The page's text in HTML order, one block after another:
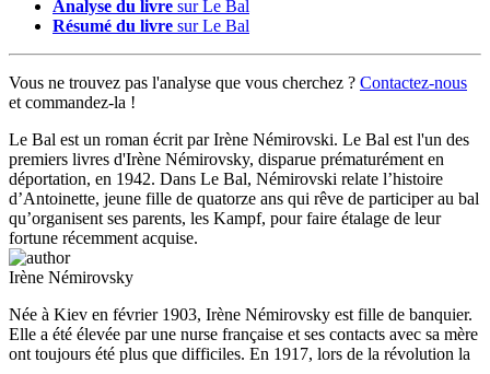
Analyse du livre sur Le Bal
Résumé du livre sur Le Bal
Vous ne trouvez pas l'analyse que vous cherchez ? Contactez-nous
et commandez-la !
Le Bal est un roman écrit par Irène Némirovski. Le Bal est l'un des
premiers livres d'Irène Némirovsky, disparue prématurément en
déportation, en 1942. Dans Le Bal, Némirovski relate l’histoire
d’Antoinette, jeune fille de quatorze ans qui rêve de participer au bal
qu’organisent ses parents, les Kampf, pour faire étalage de leur
fortune récemment acquise.
Irène Némirovsky
Née à Kiev en février 1903, Irène Némirovsky est fille de banquier.
Elle a été élevée par une nurse française et ses contacts avec sa mère
ont toujours été plus que difficiles. En 1917, lors de la révolution la